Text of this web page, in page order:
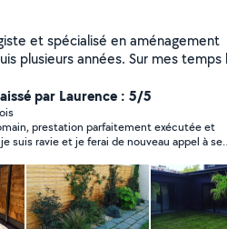
et spécialisé en aménagement
années. Sur mes temps libres
par Laurence : 5/5
prestation parfaitement exécutée et
suis ravie et je ferai de nouveau appel à ses